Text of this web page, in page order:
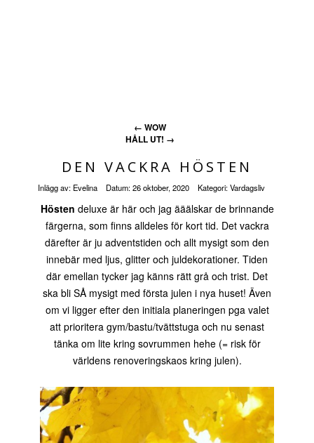
← WOW
HÅLL UT! →
DEN VACKRA HÖSTEN
Inlägg av: Evelina Datum:26 oktober, 2020 Kategori:Vardagsliv
Hösten deluxe är här och jag ääälskar de brinnande
färgerna, som finns alldeles för kort tid. Det vackra
därefter är ju adventstiden och allt mysigt som den
innebär med ljus, glitter och juldekorationer. Tiden
där emellan tycker jag känns rätt grå och trist. Det
ska bli SÅ mysigt med första julen i nya huset! Även
om vi ligger efter den initiala planeringen pga valet
att prioritera gym/bastu/tvättstuga och nu senast
tänka om lite kring sovrummen hehe (= risk för
världens renoveringskaos kring julen).